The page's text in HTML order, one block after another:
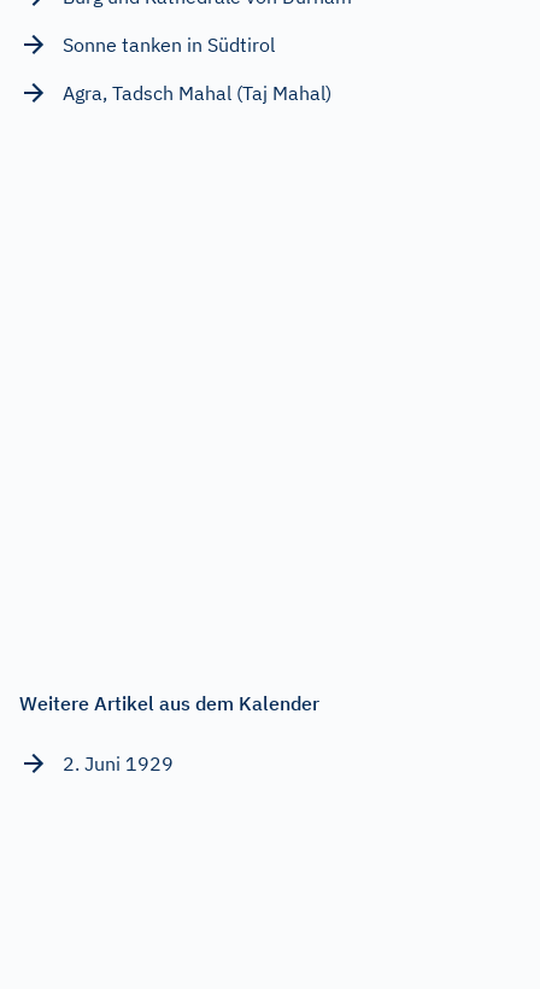
Sonne tanken in Südtirol
Agra, Tadsch Mahal (Taj Mahal)
Weitere Artikel aus dem Kalender
2. Juni 1929